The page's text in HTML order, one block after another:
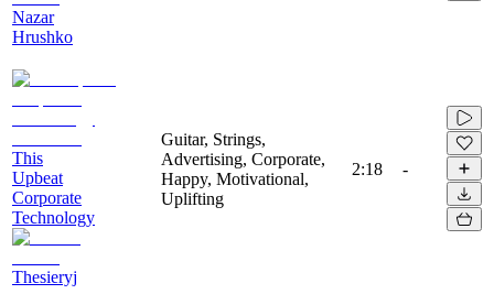
Nazar
Hrushko
This
Upbeat
Corporate
Technology
Thesieryj
Guitar, Strings,
Advertising, Corporate,
Happy, Motivational,
Uplifting
2:18 -